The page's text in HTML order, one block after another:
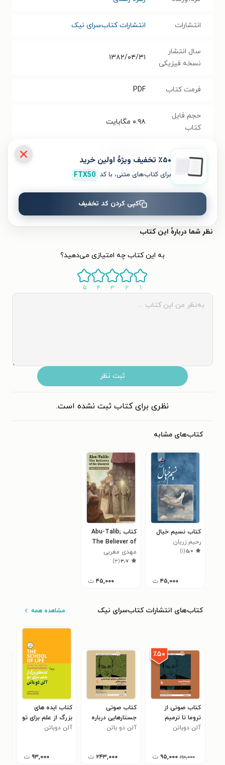
انتشارات انتشارات کتاب‌سرای نیک
سال انتشار
نسخه فیزیکی
۱۳۸۲/۰۴/۳۱
فرمت کتاب PDF
حجم فایل
کتاب
۰.۹۸ مگابایت
۹۶۴۷۲۸۱۶۹۲
تعداد صفحه‌ها صفحه
۳۷۰۰۰ تومان
نظر شما دربارهٔ این کتاب
به این کتاب چه امتیازی می‌دهید؟
۱ ۲ ۳ ۴ ۵
ثبت نظر
نظری برای کتاب ثبت نشده است.
کتاب‌های مشابه
کتاب نسیم خیال
رحیم زریان
۵٫۰(۱)
۴۵,۰۰۰ ت
کتاب Abu-Talib;
The Believer of
the Quraysh
مهدی مغربی
۳٫۷(۳)
۴۵,۰۰۰ ت
کتاب‌های انتشارات کتاب‌سرای نیک مشاهده همه
٪۵۰
کتاب صوتی از
تروما تا ترمیم
آلن دوباتن
۱۹۰,۰۰۰ ۹۵,۰۰۰ ت
کتاب صوتی
جستارهایی درباره‌
خودشناسی و بلوغ
آلن دو باتن
۲۴۳,۰۰۰ ت
کتاب ایده های
بزرگ از علم برای تو
آلن دوباتن
۹۳,۰۰۰ ت
٪۵۰ تخفیف ویژۀ اولین خرید
برای کتاب‌های متنی، با کد FTX50
کپی کردن کد تخفیف